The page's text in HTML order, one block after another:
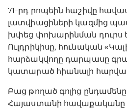
71-րդ րոպեին հաշիվը
լատվիացիների կազմից
խփեց փոխարինման դուրս
Ուլդրիկիսը, հունական
հարձակվողը դարպասը
կատարած հիանալի
Բաց թողած գոլից
Հայաստանի հավաքականը